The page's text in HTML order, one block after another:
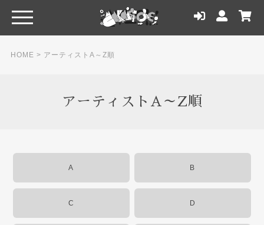
HOME > アーティストA～Z順
アーティストA～Z順
A B
C D